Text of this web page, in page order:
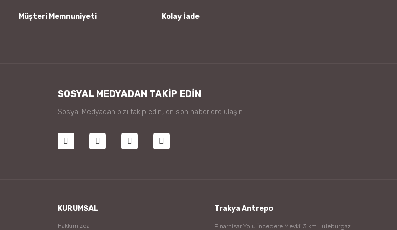
Müşteri Memnuniyeti Kolay İade
SOSYAL MEDYADAN TAKİP EDİN
Sosyal Medyadan bizi takip edin, en son haberlere ulaşın
KURUMSAL
Hakkımızda
Trakya Antrepo
Pınarhisar Yolu İncedere Mevkii 3.km Lüleburgaz